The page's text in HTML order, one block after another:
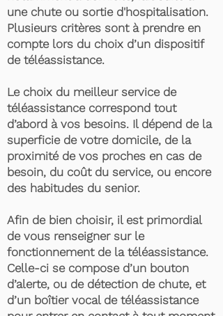
une chute ou sortie d'hospitalisation.
Plusieurs critères sont à prendre en
compte lors du choix d’un dispositif
de téléassistance.
Le choix du meilleur service de
téléassistance correspond tout
d’abord à vos besoins. Il dépend de la
superficie de votre domicile, de la
proximité de vos proches en cas de
besoin, du coût du service, ou encore
des habitudes du senior.
Afin de bien choisir, il est primordial
de vous renseigner sur le
fonctionnement de la téléassistance.
Celle-ci se compose d’un bouton
d’alerte, ou de détection de chute, et
d’un boîtier vocal de téléassistance